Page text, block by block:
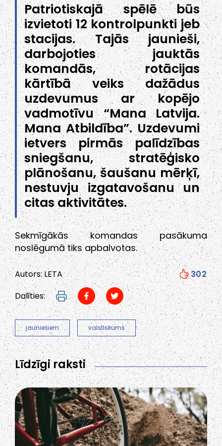
Patriotiskajā spēlē būs
izvietoti 12 kontrolpunkti jeb
stacijas. Tajās jaunieši,
darbojoties jauktās
komandās, rotācijas
kārtībā veiks dažādus
uzdevumus ar kopējo
vadmotīvu “Mana Latvija.
Mana Atbildība”. Uzdevumi
ietvers pirmās palīdzības
sniegšanu, stratēģisko
plānošanu, šaušanu mērķī,
nestuvju izgatavošanu un
citas aktivitātes.
Sekmīgākās komandas pasākuma
noslēgumā tiks apbalvotas.
Autors: LETA
302
Dalīties:
jauniešiem valstiskums
Līdzīgi raksti